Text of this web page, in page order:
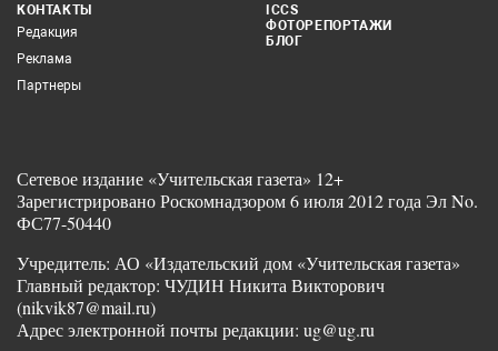
КОНТАКТЫ
Редакция
Реклама
Партнеры
ICCS
ФОТОРЕПОРТАЖИ
БЛОГ
Сетевое издание «Учительская газета» 12+
Зарегистрировано Роскомнадзором 6 июля 2012 года Эл No.
ФС77-50440
Учредитель: АО «Издательский дом «Учительская газета»
Главный редактор: ЧУДИН Никита Викторович
(nikvik87@mail.ru)
Адрес электронной почты редакции: ug@ug.ru